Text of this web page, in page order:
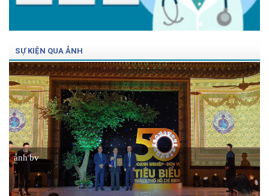
SỰ KIỆN QUA ẢNH
ảnh bv